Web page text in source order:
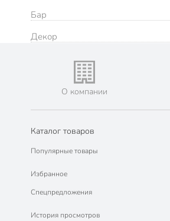
Бар
Декор
О компании
Каталог товаров
Популярные товары
Избранное
Спецпредложения
История просмотров